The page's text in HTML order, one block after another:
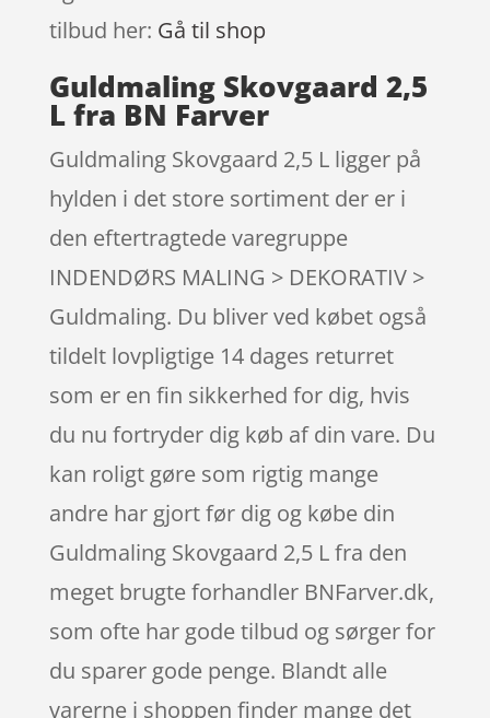
tilbud her: Gå til shop
Guldmaling Skovgaard 2,5
L fra BN Farver
Guldmaling Skovgaard 2,5 L ligger på
hylden i det store sortiment der er i
den eftertragtede varegruppe
INDENDØRS MALING > DEKORATIV >
Guldmaling. Du bliver ved købet også
tildelt lovpligtige 14 dages returret
som er en fin sikkerhed for dig, hvis
du nu fortryder dig køb af din vare. Du
kan roligt gøre som rigtig mange
andre har gjort før dig og købe din
Guldmaling Skovgaard 2,5 L fra den
meget brugte forhandler BNFarver.dk,
som ofte har gode tilbud og sørger for
du sparer gode penge. Blandt alle
varerne i shoppen finder mange det